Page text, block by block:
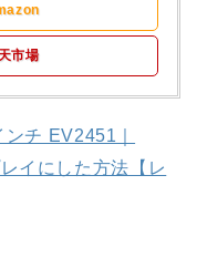
市場
チ EV2451｜
イにした方法【レ